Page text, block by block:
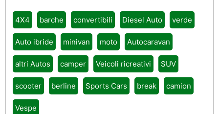
4X4 barche convertibili Diesel Auto verde
Auto ibride minivan moto Autocaravan
altri Autos camper Veicoli ricreativi SUV
scooter berline Sports Cars break camion
Vespe